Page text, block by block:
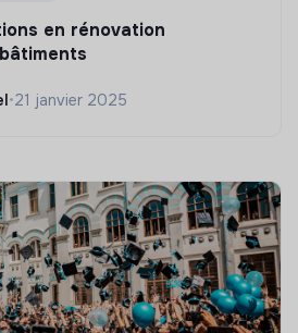
en rénovation
•21 janvier 2025